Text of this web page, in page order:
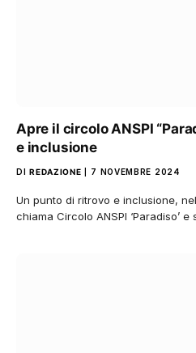
Apre il circolo ANSPI
e inclusione
DI REDAZIONE 7 NOVEMBRE 2024
Un punto di ritrovo e inclusione,
chiama Circolo ANSPI ‘Paradiso’